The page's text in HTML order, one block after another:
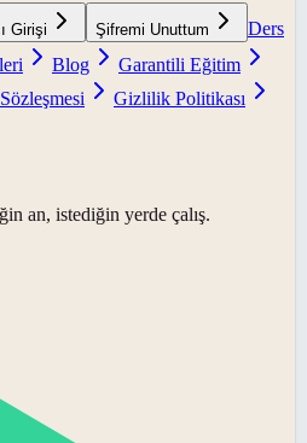
Girişi Şifremi Unuttum
Ders
Blog
Garantili Eğitim
Gizlilik Politikası
an, istediğin yerde çalış.